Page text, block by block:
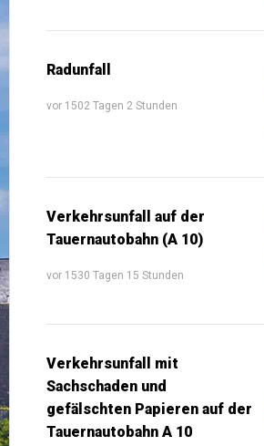
Radunfall
vor 1502 Tagen 2 Stunden
Verkehrsunfall auf der
Tauernautobahn (A 10)
vor 1530 Tagen 15 Stunden
Verkehrsunfall mit
Sachschaden und
gefälschten Papieren auf der
Tauernautobahn A 10